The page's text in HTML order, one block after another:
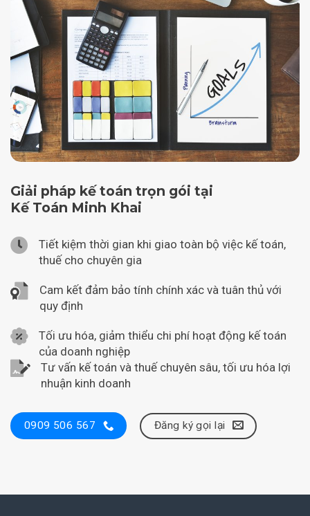
Giải pháp kế toán trọn gói tại
Kế Toán Minh Khai
Tiết kiệm thời gian khi giao toàn bộ việc kế toán,
thuế cho chuyên gia
Cam kết đảm bảo tính chính xác và tuân thủ với
quy định
Tối ưu hóa, giảm thiểu chi phí hoạt động kế toán
của doanh nghiệp
Tư vấn kế toán và thuế chuyên sâu, tối ưu hóa lợi
nhuận kinh doanh
0909 506 567 Đăng ký gọi lại